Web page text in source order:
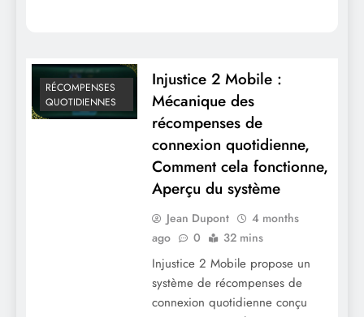
Injustice 2 Mobile : Récompenses de
connexion quotidiennes, Perspectives de
la communauté, Expériences des joueurs,
Partage de conseils
RÉCOMPENSES
QUOTIDIENNES
Injustice 2 Mobile :
Mécanique des
récompenses de
connexion quotidienne,
Comment cela fonctionne,
Aperçu du système
Jean Dupont
4 months
ago
0 32 mins
Injustice 2 Mobile propose un
système de récompenses de
connexion quotidienne conçu